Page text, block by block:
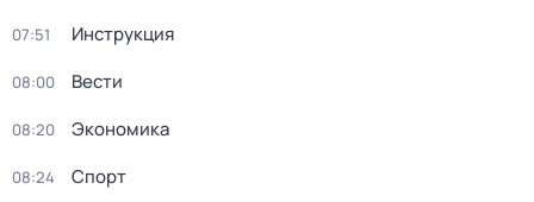
07:51 Инструкция
08:00 Вести
08:20 Экономика
08:24 Спорт